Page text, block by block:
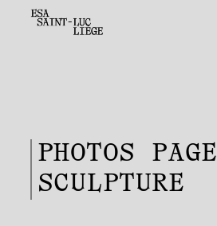
PHOTOS PAGE
SCULPTURE